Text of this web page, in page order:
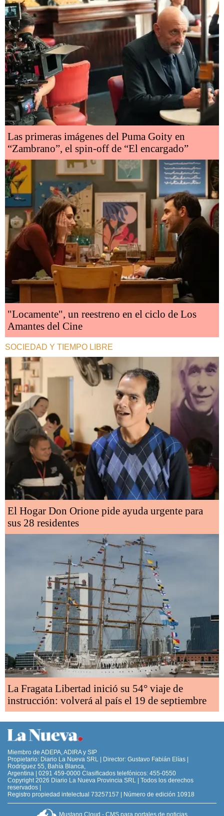
Las primeras imágenes del Puma Goity en
“Zambrano”, el spin-off de “El encargado”
"Locamente", un reestreno en el ciclo de Los
Amantes del Cine
SOCIEDAD Y TIEMPO LIBRE
El Hogar Don Orione pide ayuda urgente para
sus 28 residentes
La Fragata Libertad inició su 54° viaje de
instrucción: volverá al país el 19 de septiembre
Miembro de ADEPA, ADIRA y SIP
Propietario: Diario La Nueva SRL | Director: Gustavo Fabián Elías |
Rodríguez 55, Bahía Blanca,
Argentina | 0291 459-0000 Clasificados telefónicos: 455-0550
Copyright 2026 Diario La Nueva Provincia SRL | Todos los derechos
reservados |
Registro propiedad intelectual 73257157 | Número de edición 10918
Mustang Cloud - CMS para portales de noticias